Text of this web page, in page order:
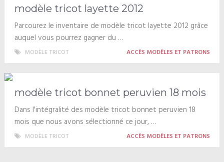
modèle tricot layette 2012
Parcourez le inventaire de modèle tricot layette 2012 grâce
auquel vous pourrez gagner du …
MODÈLE TRICOT ACCÈS MODÈLES ET PATRONS
modèle tricot bonnet peruvien 18 mois
Dans l'intégralité des modèle tricot bonnet peruvien 18
mois que nous avons sélectionné ce jour, …
MODÈLE TRICOT ACCÈS MODÈLES ET PATRONS